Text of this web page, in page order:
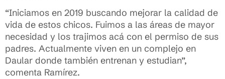
“Iniciamos en 2019 buscando mejorar la calidad de
vida de estos chicos. Fuimos a las áreas de mayor
necesidad y los trajimos acá con el permiso de sus
padres. Actualmente viven en un complejo en
Daular donde también entrenan y estudian”,
comenta Ramírez.